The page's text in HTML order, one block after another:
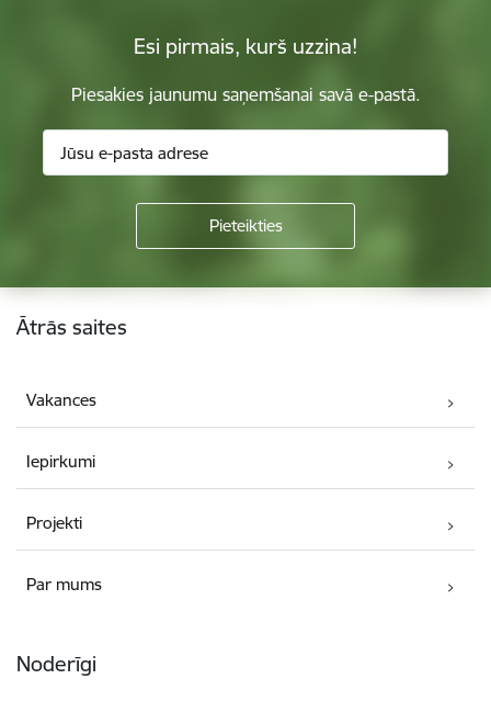
Esi pirmais, kurš uzzina!
Piesakies jaunumu saņemšanai savā e-pastā.
Kājene
Ātrās saites
Vakances
Iepirkumi
Projekti
Par mums
Noderīgi